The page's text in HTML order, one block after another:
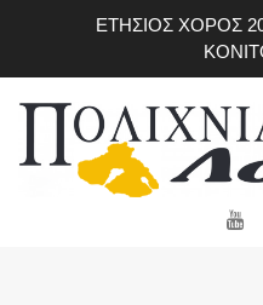
ΕΤΗΣΙΟΣ ΧΟΡΟΣ